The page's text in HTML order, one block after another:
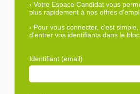
› Votre Espace Candidat vous
plus rapidement à nos offres
› Pour vous connecter, c'est
d'entrer vos identifiants dans le bloc
Identifiant (email)